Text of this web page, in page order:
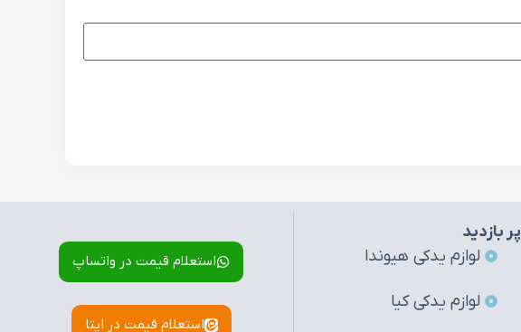
پر بازدید
لوازم یدکی هیوندا
لوازم یدکی کیا
استعلام قیمت در واتساپ
استعلام قیمت در ایتا